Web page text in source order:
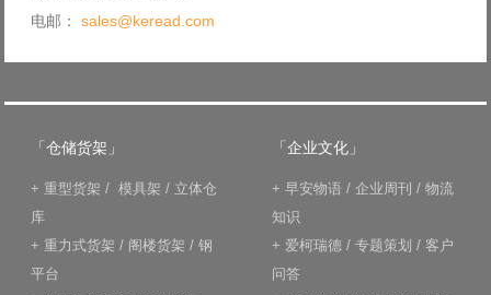
电邮： sales@keread.com
「仓储货架」
+ 重型货架 / 模具架 / 立体仓
库
+ 重力式货架 / 阁楼货架 / 钢
平台
「企业文化」
+ 早安物语 / 企业周刊 / 物流
知识
+ 爱柯瑞德 / 专题策划 / 客户
问答